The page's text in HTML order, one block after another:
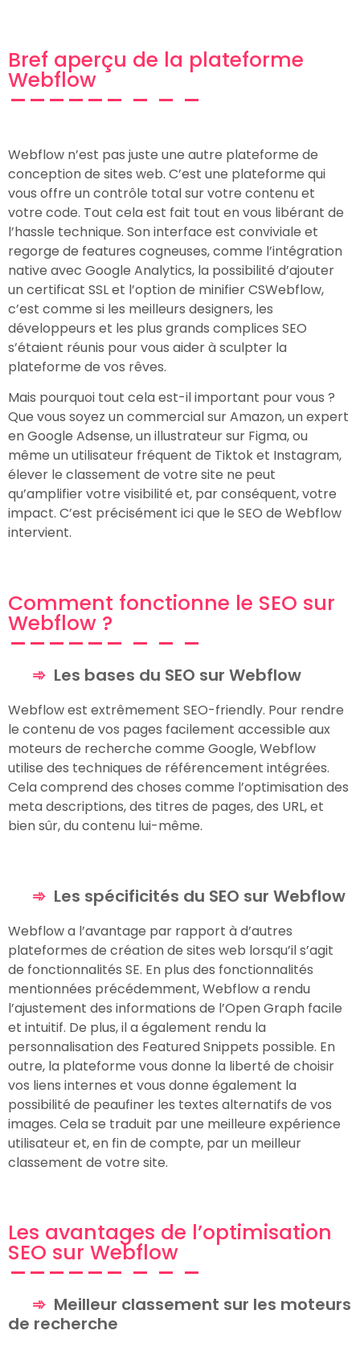
Bref aperçu de la plateforme
Webflow
Webflow n’est pas juste une autre plateforme de
conception de sites web. C’est une plateforme qui
vous offre un contrôle total sur votre contenu et
votre code. Tout cela est fait tout en vous libérant de
l’hassle technique. Son interface est conviviale et
regorge de features cogneuses, comme l’intégration
native avec Google Analytics, la possibilité d’ajouter
un certificat SSL et l’option de minifier CSWebflow,
c’est comme si les meilleurs designers, les
développeurs et les plus grands complices SEO
s’étaient réunis pour vous aider à sculpter la
plateforme de vos rêves.
Mais pourquoi tout cela est-il important pour vous ?
Que vous soyez un commercial sur Amazon, un expert
en Google Adsense, un illustrateur sur Figma, ou
même un utilisateur fréquent de Tiktok et Instagram,
élever le classement de votre site ne peut
qu’amplifier votre visibilité et, par conséquent, votre
impact. C’est précisément ici que le SEO de Webflow
intervient.
Comment fonctionne le SEO sur
Webflow ?
Les bases du SEO sur Webflow
Webflow est extrêmement SEO-friendly. Pour rendre
le contenu de vos pages facilement accessible aux
moteurs de recherche comme Google, Webflow
utilise des techniques de référencement intégrées.
Cela comprend des choses comme l’optimisation des
meta descriptions, des titres de pages, des URL, et
bien sûr, du contenu lui-même.
Les spécificités du SEO sur Webflow
Webflow a l’avantage par rapport à d’autres
plateformes de création de sites web lorsqu’il s’agit
de fonctionnalités SE. En plus des fonctionnalités
mentionnées précédemment, Webflow a rendu
l’ajustement des informations de l’Open Graph facile
et intuitif. De plus, il a également rendu la
personnalisation des Featured Snippets possible. En
outre, la plateforme vous donne la liberté de choisir
vos liens internes et vous donne également la
possibilité de peaufiner les textes alternatifs de vos
images. Cela se traduit par une meilleure expérience
utilisateur et, en fin de compte, par un meilleur
classement de votre site.
Les avantages de l’optimisation
SEO sur Webflow
Meilleur classement sur les moteurs
de recherche